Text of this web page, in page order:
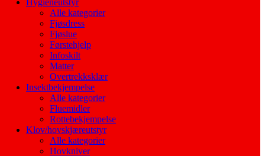
Hygieneutstyr
Alle kategorier
Fjøsdress
Fjøslue
Førstehjelp
Infoskilt
Matter
Overtrekksklær
Insektbekjempelse
Alle kategorier
Fluemidler
Rottebekjempelse
Klov/hovskjæreutstyr
Alle kategorier
Hovkniver